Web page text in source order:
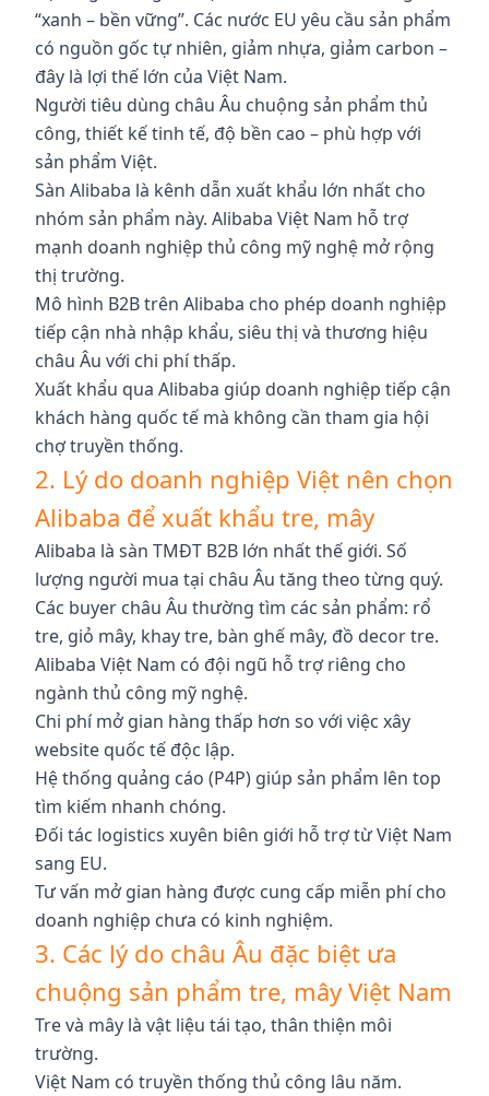
“xanh – bền vững”. Các nước EU yêu cầu sản phẩm
có nguồn gốc tự nhiên, giảm nhựa, giảm carbon –
đây là lợi thế lớn của Việt Nam.
Người tiêu dùng châu Âu chuộng sản phẩm thủ
công, thiết kế tinh tế, độ bền cao – phù hợp với
sản phẩm Việt.
Sàn Alibaba là kênh dẫn xuất khẩu lớn nhất cho
nhóm sản phẩm này. Alibaba Việt Nam hỗ trợ
mạnh doanh nghiệp thủ công mỹ nghệ mở rộng
thị trường.
Mô hình B2B trên Alibaba cho phép doanh nghiệp
tiếp cận nhà nhập khẩu, siêu thị và thương hiệu
châu Âu với chi phí thấp.
Xuất khẩu qua Alibaba giúp doanh nghiệp tiếp cận
khách hàng quốc tế mà không cần tham gia hội
chợ truyền thống.
2. Lý do doanh nghiệp Việt nên chọn
Alibaba để xuất khẩu tre, mây
Alibaba là sàn TMĐT B2B lớn nhất thế giới. Số
lượng người mua tại châu Âu tăng theo từng quý.
Các buyer châu Âu thường tìm các sản phẩm: rổ
tre, giỏ mây, khay tre, bàn ghế mây, đồ decor tre.
Alibaba Việt Nam có đội ngũ hỗ trợ riêng cho
ngành thủ công mỹ nghệ.
Chi phí mở gian hàng thấp hơn so với việc xây
website quốc tế độc lập.
Hệ thống quảng cáo (P4P) giúp sản phẩm lên top
tìm kiếm nhanh chóng.
Đối tác logistics xuyên biên giới hỗ trợ từ Việt Nam
sang EU.
Tư vấn mở gian hàng được cung cấp miễn phí cho
doanh nghiệp chưa có kinh nghiệm.
3. Các lý do châu Âu đặc biệt ưa
chuộng sản phẩm tre, mây Việt Nam
Tre và mây là vật liệu tái tạo, thân thiện môi
trường.
Việt Nam có truyền thống thủ công lâu năm.